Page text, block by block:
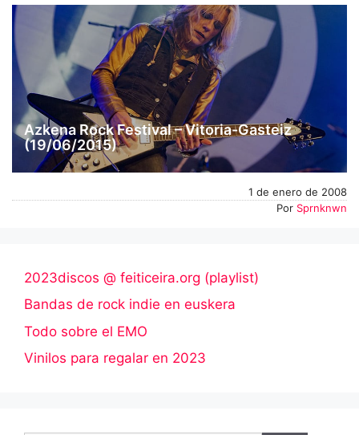
Azkena Rock Festival – Vitoria-Gasteiz
(19/06/2015)
1 de enero de 2008
Por Sprnknwn
2023discos @ feiticeira.org (playlist)
Bandas de rock indie en euskera
Todo sobre el EMO
Vinilos para regalar en 2023